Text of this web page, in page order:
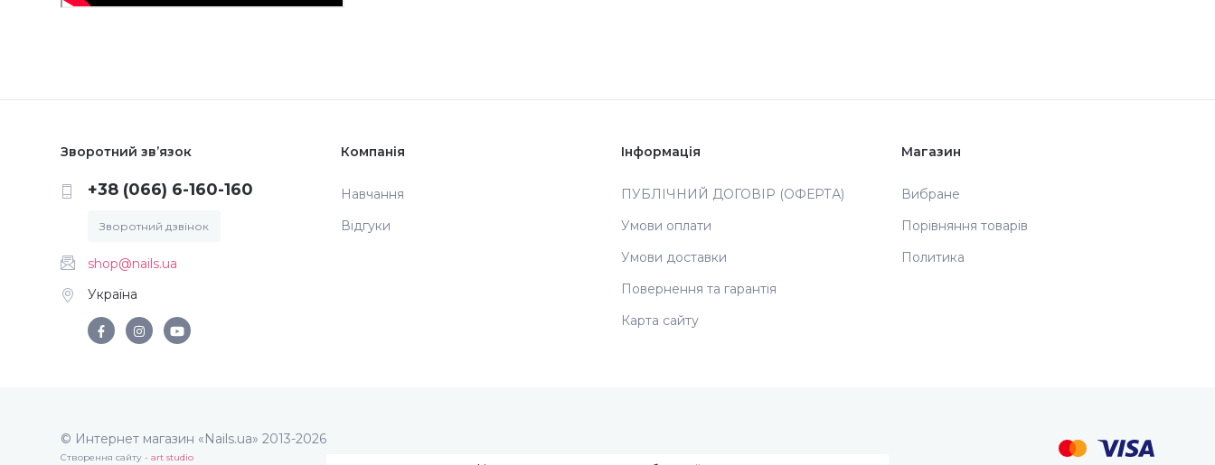
Зворотний зв’язок
+38 (066) 6-160-160
Зворотний дзвінок
shop@nails.ua
Україна
Компанія
Навчання
Відгуки
Інформація
ПУБЛІЧНИЙ ДОГОВІР (ОФЕРТА)
Умови оплати
Умови доставки
Повернення та гарантія
Карта сайту
Магазин
Вибране
Порівняння товарів
Политика
© Интернет магазин «Nails.ua» 2013-2026
Створення сайту - art studio